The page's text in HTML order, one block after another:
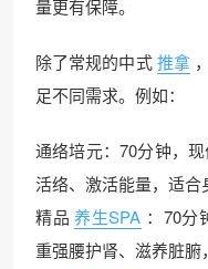
量更有保障。
除了常规的中式 推拿
足不同需求。例如：
通络培元：70分钟，
活络、激活能量，适合
精品 养生SPA ：70分
重强腰护肾、滋养脏腑